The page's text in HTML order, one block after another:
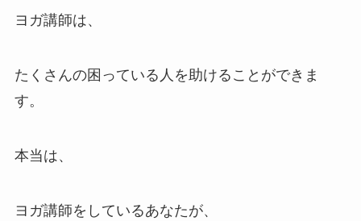
ヨガ講師は、
たくさんの困っている人を助けることができま
す。
本当は、
ヨガ講師をしているあなたが、